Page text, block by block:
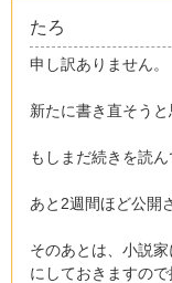
たろ
申し訳ありません。
新たに書き直そうと
もしまだ続きを読
あと2週間ほど公開
そのあとは、小説
にしておきますの